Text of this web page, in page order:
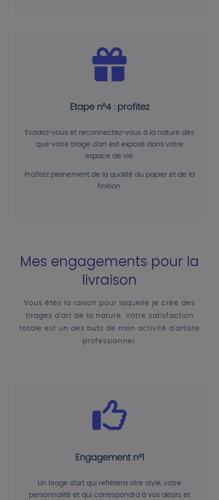
Etape n°4 : profitez
Evadez-vous et reconnectez-vous à la nature dès
que votre tirage d'art est exposé dans votre
espace de vie.
Profitez pleinement de la qualité du papier et de la
finition.
Mes engagements pour la
livraison
Vous êtes la raison pour laquelle je crée des
tirages d'art de la nature. Votre satisfaction
totale est un des buts de mon activité d'artiste
professionnel.
Engagement n°1
Un tirage d'art qui reflétera otre style, votre
personnalité et qui correspondra à vos désirs et